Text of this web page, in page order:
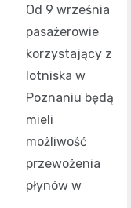
Od 9 września
pasażerowie
korzystający z
lotniska w
Poznaniu będą
mieli
możliwość
przewożenia
płynów w